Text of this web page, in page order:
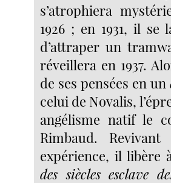
s’atrophiera
1926 ; en 1931, il
d’attraper un
réveillera en 1937.
de ses pensées en un
celui de Novalis,
angélisme natif le
Rimbaud.
expérience, il libère
des siècles esclave